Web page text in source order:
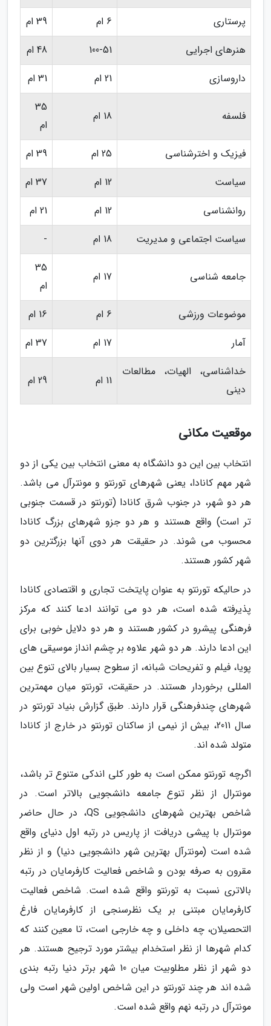
پرستاری
6 ام
39 ام
هنرهای اجرایی
100-51
48 ام
داروسازی
21 ام 31 ام
فلسفه 18 ام
35
ام
فیزیک و اخترشناسی
25 ام
39 ام
سیاست
12 ام
37 ام
روانشناسی
12 ام
21 ام
سیاست اجتماعی و مدیریت
18 ام -
جامعه شناسی 17 ام
35
ام
موضوعات ورزشی
6 ام
16 ام
آمار
17 ام
37 ام
خداشناسی، الهیات، مطالعات
دینی
11 ام 29 ام
موقعیت مکانی
انتخاب بین این دو دانشگاه به معنی انتخاب بین یکی از دو
شهر مهم کانادا، یعنی شهرهای تورنتو و مونترآل می باشد.
هر دو شهر، در جنوب شرق کانادا (تورنتو در قسمت جنوبی
تر است) واقع هستند و هر دو جزو شهرهای بزرگ کانادا
محسوب می شوند. در حقیقت هر دوی آنها بزرگترین دو
شهر کشور هستند.
در حالیکه تورنتو به عنوان پایتخت تجاری و اقتصادی کانادا
پذیرفته شده است، هر دو می توانند ادعا کنند که مرکز
فرهنگی پیشرو در کشور هستند و هر دو دلایل خوبی برای
این ادعا دارند. هر دو شهر علاوه بر چشم انداز موسیقی های
پویا، فیلم و تفریحات شبانه، از سطوح بسیار بالای تنوع بین
المللی برخوردار هستند. در حقیقت، تورنتو میان مهمترین
شهرهای چندفرهنگی قرار دارند. طبق گزارش بنیاد تورنتو در
سال 2011، بیش از نیمی از ساکنان تورنتو در خارج از کانادا
متولد شده اند.
اگرچه تورنتو ممکن است به طور کلی اندکی متنوع تر باشد،
مونترال از نظر تنوع جامعه دانشجویی بالاتر است. در
شاخص بهترین شهرهای دانشجویی QS، در حال حاضر
مونترال با پیشی دریافت از پاریس در رتبه اول دنیای واقع
شده است (مونترآل بهترین شهر دانشجویی دنیا) و از نظر
مقرون به صرفه بودن و شاخص فعالیت کارفرمایان در رتبه
بالاتری نسبت به تورنتو واقع شده است. شاخص فعالیت
کارفرمایان مبتنی بر یک نظرسنجی از کارفرمایان فارغ
التحصیلان، چه داخلی و چه خارجی است، تا معین کنند که
کدام شهرها از نظر استخدام بیشتر مورد ترجیح هستند. هر
دو شهر از نظر مطلوبیت میان 10 شهر برتر دنیا رتبه بندی
شده اند هر چند تورنتو در این شاخص اولین شهر است ولی
مونترآل در رتبه نهم واقع شده است.